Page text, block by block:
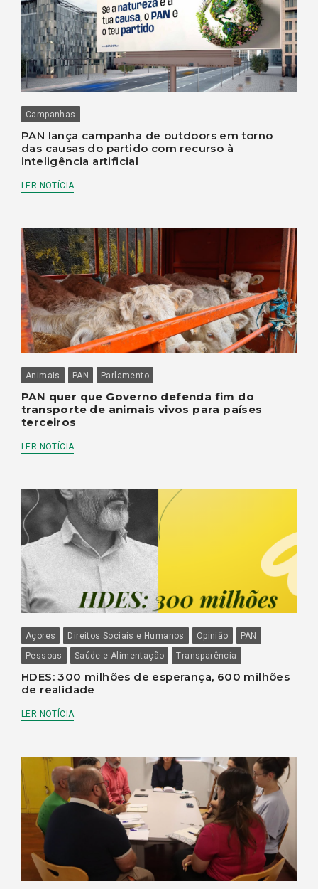
Campanhas
PAN lança campanha de outdoors em torno
das causas do partido com recurso à
inteligência artificial
LER NOTÍCIA
Animais PAN Parlamento
PAN quer que Governo defenda fim do
transporte de animais vivos para países
terceiros
LER NOTÍCIA
Açores Direitos Sociais e Humanos Opinião
PAN
Pessoas
Saúde e Alimentação Transparência
HDES: 300 milhões de esperança, 600 milhões
de realidade
LER NOTÍCIA